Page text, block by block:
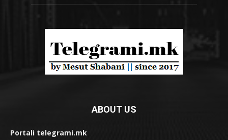
ABOUT US
Portali telegrami.mk